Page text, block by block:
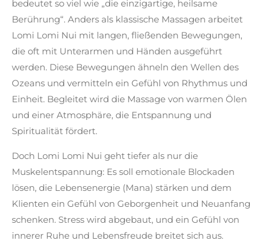
bedeutet so viel wie „die einzigartige, heilsame
Berührung“. Anders als klassische Massagen arbeitet
Lomi Lomi Nui mit langen, fließenden Bewegungen,
die oft mit Unterarmen und Händen ausgeführt
werden. Diese Bewegungen ähneln den Wellen des
Ozeans und vermitteln ein Gefühl von Rhythmus und
Einheit. Begleitet wird die Massage von warmen Ölen
und einer Atmosphäre, die Entspannung und
Spiritualität fördert.
Doch Lomi Lomi Nui geht tiefer als nur die
Muskelentspannung: Es soll emotionale Blockaden
lösen, die Lebensenergie (Mana) stärken und dem
Klienten ein Gefühl von Geborgenheit und Neuanfang
schenken. Stress wird abgebaut, und ein Gefühl von
innerer Ruhe und Lebensfreude breitet sich aus.